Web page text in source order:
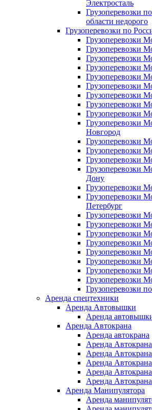
Электросталь
Грузоперевозки
области недорого
Грузоперевозки по
Грузоперевозки
Грузоперевозки
Грузоперевозки
Грузоперевозки
Грузоперевозки
Грузоперевозки
Грузоперевозки
Грузоперевозки
Грузоперевозки
Грузоперевозки
Новгород
Грузоперевозки
Грузоперевозки
Грузоперевозки
Грузоперевозки
Дону
Грузоперевозки
Грузоперевозки
Петербург
Грузоперевозки
Грузоперевозки
Грузоперевозки
Грузоперевозки
Грузоперевозки
Грузоперевозки
Грузоперевозки
Грузоперевозки
Грузоперевозки
Аренда спецтехники
Аренда Автовышки
Аренда
Аренда Автокрана
Аренда автокрана
Аренда
Аренда
Аренда
Аренда
Аренда
Аренда Манипулятора
Аренда